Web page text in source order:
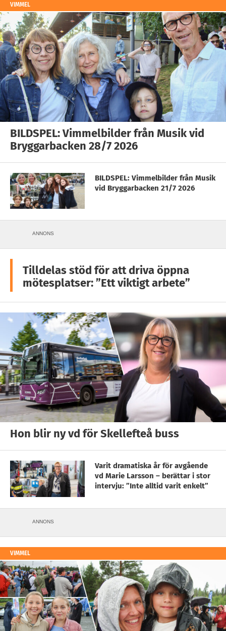
VIMMEL
BILDSPEL: Vimmelbilder från Musik vid
Bryggarbacken 28/7 2026
BILDSPEL: Vimmelbilder från Musik
vid Bryggarbacken 21/7 2026
ANNONS
Tilldelas stöd för att driva öppna
mötesplatser: ”Ett viktigt arbete”
Hon blir ny vd för Skellefteå buss
Varit dramatiska år för avgående
vd Marie Larsson – berättar i stor
intervju: ”Inte alltid varit enkelt”
ANNONS
VIMMEL